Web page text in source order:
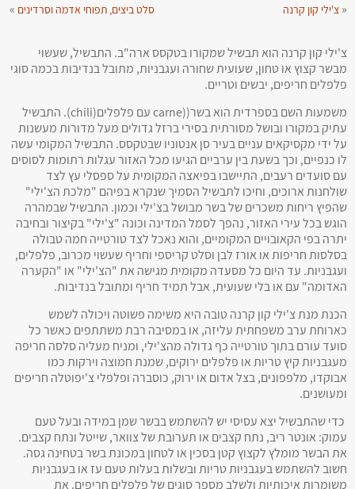
« צ'ילי קון קרנה סלט ביצים, תפוחי אדמה וסרדינים»
צ'ילי קון קרנה הוא תבשיל שמקורו בטקסס ארה"ב. התבשיל, שעשוי
מבשר קצוץ או טחון, שעועית שחורה ועגבניות, מתובל בנדיבות בכמה סוגי
פלפלים חריפים, יבשים וטריים.
משמעות השם בספרדית הוא בשר((carne עם פלפלים(chili). התבשיל
עתיק במקורו ובושל מסורתית בסירי ברזל גדולים מעל מדורות מעשנות
על ידי מקסיקאים עניים בעיר סן אנטוניו שבטקסס. התבשיל המקומי עשה
לו כנפיים, וכך בשעת בין ערביים הגיעו מכל האזור עגלות רתומות לסוסים
עם סועדים רעבים, התיישבו בפיאצה המקומית על ספסלי עץ לצד
שולחנות ארוכים, וחיכו לתבשיל הסמיך שנקרא בפיהם "מלכת הצ'ילי"
שהפיץ ריחות משכרים של בשר מבושל בצ'ילי וכמון. התבשיל שבמהרה
הוגש בכל עירי האזור, נהפך לסמל המדינה וכונה "צ'ילי" בקיצור ובחיבה
יתרה בפי הקאובויים המקומיים, והוא נאכל לצד טורטייה חמה טבולה
בסלסות חריפות או אורז לבן וסלט קריספי וחריף שעשוי מכרוב, פלפלים,
ועגבניות. עד היום כל מסעדה מקומית מגישה את "הצ'ילי" או "הקערה
האדומה" עם או בלי שעועית, אבל תמיד חריף ומתובל בנדיבות.
הכנת מנת צ'ילי קון קרנה טובה היא משימה פשוטה ויכולה לשמש
כארוחת ערב משפחתית עליזה, או במסיבה רבת משתתפים כאשר כל
סועד עורם בתוך טורטייה כף גדולה מהצ'ילי, ומניח מעליה סלסה חריפה
מעגבניות קיץ טריות או פלפלים ירוקים, שמנת חמוצה וירקות כמו
אבוקדו, מלפפונים, בצל אדום או ירוק, כוסברה ופלפלי צ'יפוטלה חריפים
ומעושנים.
כדי שהתבשיל יצא עסיסי יש להשתמש בבשר שמן במידה ובעל טעם
עמוק: אונטר ריב, נתח קצבים או תערובת של צוואר, שייטל ונתח קצבים.
את הבשר מומלץ לקצוץ קטן בסכין או לטחון במכונת בשר בטחינה גסה.
חשוב להשתמש בעגבניות טריות ובשלות בעלות טעם עז או בעגבניות
משומרות איכותיות ולשלב מספר סוגים של פלפלים חריפים. את